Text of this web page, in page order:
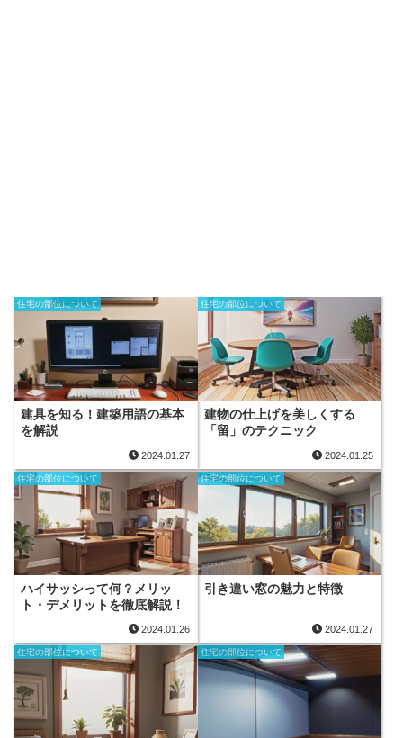
住宅の部位について
建具を知る！建築用語の基本
を解説
2024.01.27
住宅の部位について
建物の仕上げを美しくする
「留」のテクニック
2024.01.25
住宅の部位について
ハイサッシって何？メリッ
ト・デメリットを徹底解説！
2024.01.26
住宅の部位について
引き違い窓の魅力と特徴
2024.01.27
住宅の部位について 住宅の部位について